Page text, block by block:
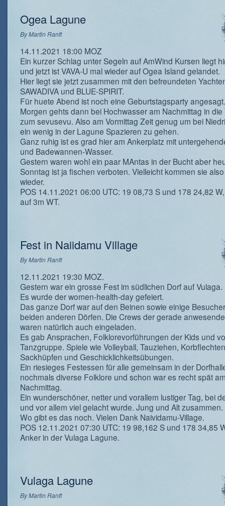
Ogea Lagune
ByMartin Ranft
14.11.2021 18:00 MOZ
Ein kurzer Schlag unter Segeln auf AmWind Kursen liegt
und jetzt ist VAVA-U mal wieder auf Ogea Island gelandet.
Hier liegt sie jetzt zusammen mit den befreundeten
SAWADIVA und BLUE-SPIRIT.
Für huete Abend ist noch eine Geburtstagsparty angesagt.
Morgen gehts dann bei Hochwasser am Nachmittag in die
zum sevusevu. Also am Vormittag Zeit genug um bei
ein wenig in der Lagune Spazieren zu gehen.
Ganz ruhig ist es grad hier am Ankerplatz mit
und Badewannen-Wasser.
Gestern waren wohl ein paar MAntas in der Bucht aber
Sonntag ist ja fischen verboten. Vielleicht kommen sie
wieder.
POS 14.11.2021 06:00 UTC: 19 08,73 S und 178 24,82
auf 3m WT.
Fest in Naiidamu Village
ByMartin Ranft
12.11.2021 19:30 MOZ.
Gestern war ein grosse Fest im südlichen Dorf auf Vulaga.
Es wurde der women-health-day gefeiert.
Das ganze Dorf war auf den Beinen sowie einige
beiden anderen Dörfen. Die Crews der gerade
waren natürlich auch eingeladen.
Es gab Ansprachen, Folklorevorführungen der Kids und
Tanzgruppe. Spiele wie Volleyball, Tauziehen, Korbflechten
Sackhüpfen und Geschicklichkeitsübungen.
Ein riesieges Festessen für alle gemeinsam in der
nochmals diverse Folklore und schon war es recht spät
Nachmittag.
Ein wunderschöner, netter und vorallem lustiger Tag, bei
und vor allem viel gelacht wurde. Jung und Alt zusammen.
Wo gibt es das noch. Vielen Dank Naividamu-Village.
POS 12.11.2021 07:30 UTC: 19 98,162 S und 178 34,85
Anker in der Vulaga Lagune.
Vulaga Lagune
ByMartin Ranft